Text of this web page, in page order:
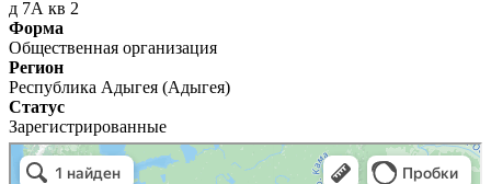
д 7А кв 2
Форма
Общественная организация
Регион
Республика Адыгея (Адыгея)
Статус
Зарегистрированные